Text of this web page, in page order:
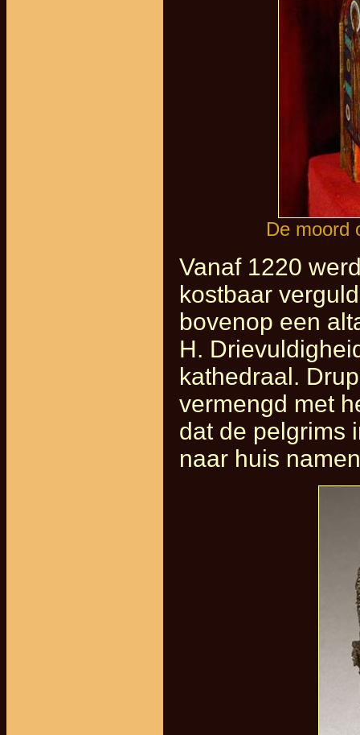
De moord
Vanaf 1220
kostbaar
bovenop een
H.
kathedraal.
vermengd met
dat de pelgrims
naar huis